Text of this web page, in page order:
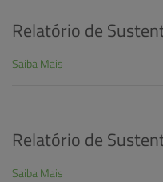
Relatório de
Saiba Mais
Relatório de
Saiba Mais